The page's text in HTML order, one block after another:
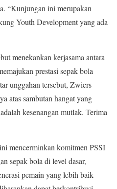
“Kunjungan ini merupakan
Youth Development yang ada
menekankan kerjasama antara
prestasi sepak bola
unggahan tersebut, Zwiers
atas sambutan hangat yang
kesenangan mutlak. Terima
mencerminkan komitmen PSSI
sepak bola di level dasar,
pemain yang lebih baik